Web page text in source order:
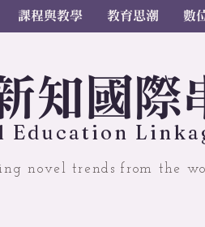
課程與教學 教育思潮 數
知國 際
Education
novel trends from the